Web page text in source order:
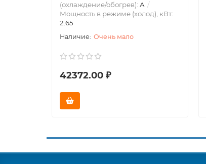
(охлаждение/обогрев): A
Мощность в режиме (холод), кВт:
2.65
Очень мало
42372.00 ₽